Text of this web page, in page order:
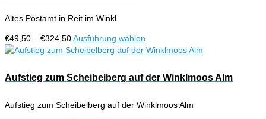
können
auf
Produktseite
werden
Altes Postamt in Reit im Winkl
€49,50 – €324,50Preisspanne:
€49,50
€324,50
Ausführung wählen
Produkt
mehrere
Varianten
Die
Aufstieg zum Scheibelberg auf der Winklmoos Alm
Aufstieg zum Scheibelberg auf der Winklmoos Alm